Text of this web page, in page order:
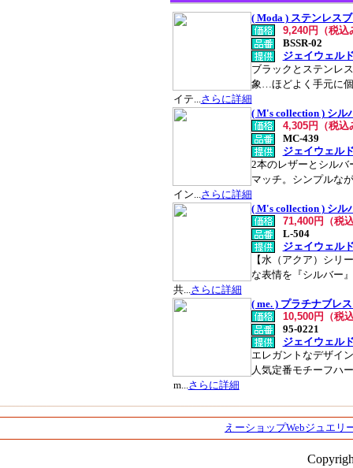
( Moda ) ステンレス
9,240円（税込
BSSR-02
ジェイウェル
ブラックとステンレ
象…ほどよく手元に
イテ...さらに詳細
( M's collection ) シル
4,305円（税込
MC-439
ジェイウェル
2本のレザーとシルバ
マッチ。シンプルな
イン...さらに詳細
( M's collection ) シル
71,400円（税
L-504
ジェイウェル
【水（アクア）シリ
な表情を『シルバー
共...さらに詳細
( me. ) プラチナブレ
10,500円（税
95-0221
ジェイウェル
エレガントなデザイ
人気定番モチーフハ
m...さらに詳細
えーショップWebジュエリ